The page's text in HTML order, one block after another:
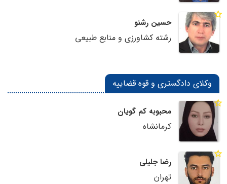
حسین رشنو
رشته کشاورزی و منابع طبیعی
وکلای دادگستری و قوه قضاییه
محبوبه کم گویان
کرمانشاه
رضا جلیلی
تهران